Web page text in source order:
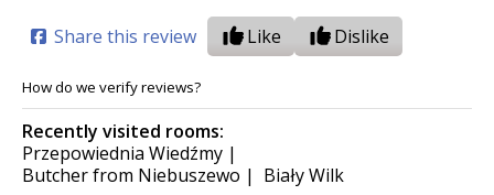
Share this review Like Dislike
How do we verify reviews?
Recently visited rooms:
Przepowiednia Wiedźmy |
Butcher from Niebuszewo | Biały Wilk